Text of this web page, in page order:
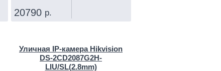
20790 р.
Уличная IP‑камера Hikvision
DS-2CD2087G2H-
LIU/SL(2.8mm)